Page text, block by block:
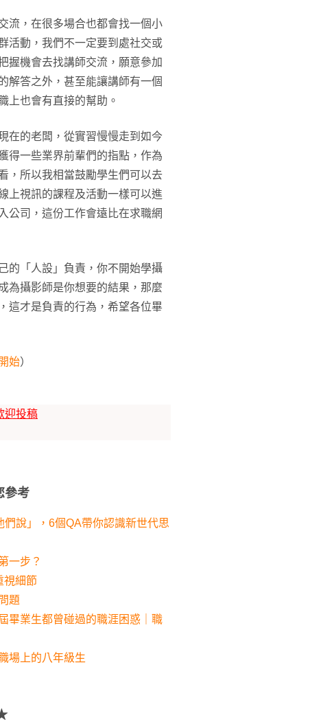
流，在很多場合也都會找一個小
活動，我們不一定要到處社交或
握機會去找講師交流，願意參加
解答之外，甚至能讓講師有一個
上也會有直接的幫助。
在的老闆，從實習慢慢走到如今
得一些業界前輩們的指點，作為
，所以我相當鼓勵學生們可以去
上視訊的課程及活動一樣可以進
公司，這份工作會遠比在求職網
的「人設」負責，你不開始學攝
為攝影師是你想要的結果，那麼
這才是負責的行為，希望各位畢
始）
迎投稿
參考
說」，6個QA帶你認識新世代思
一步？
視細節
題
畢業生都曾碰過的職涯困惑｜職
場上的八年級生